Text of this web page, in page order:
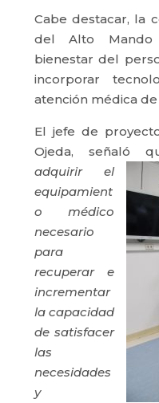
Cabe destacar, la
del Alto
bienestar del
incorporar
atención médica
El jefe de
Ojeda, señaló
adquirir el
equipamient
o médico
necesario
para
recuperar e
incrementar
la capacidad
de satisfacer
las
necesidades
y